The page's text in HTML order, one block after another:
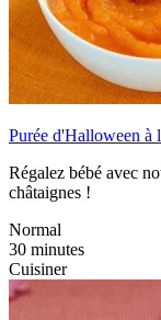
Purée d'Halloween à
Régalez bébé avec
châtaignes !
Normal
30 minutes
Cuisiner